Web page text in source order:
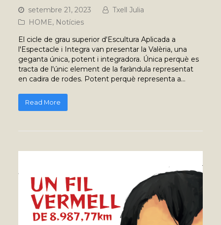
setembre 21, 2023
Txell Julia
HOME, Notícies
El cicle de grau superior d'Escultura Aplicada a
l'Espectacle i Integra van presentar la Valèria, una
geganta única, potent i integradora. Única perquè es
tracta de l'únic element de la faràndula representat
en cadira de rodes. Potent perquè representa a…
Read More